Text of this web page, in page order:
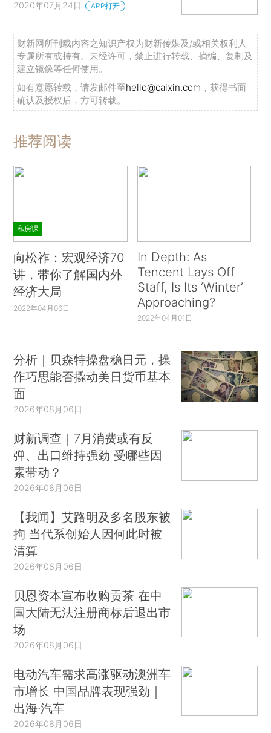
2020年07月24日 APP打开
财新网所刊载内容之知识产权为财新传媒及/或相关权利人
专属所有或持有。未经许可，禁止进行转载、摘编、复制及
建立镜像等任何使用。
如有意愿转载，请发邮件至hello@caixin.com ，获得书面
确认及授权后，方可转载。
推荐阅读
私房课
向松祚：宏观经济70
讲，带你了解国内外
经济大局
2022年04月06日
In Depth: As
Tencent Lays Off
Staff, Is Its ‘Winter’
Approaching?
2022年04月01日
分析｜贝森特操盘稳日元，操
作巧思能否撬动美日货币基本
面
2026年08月06日
财新调查｜7月消费或有反
弹、出口维持强劲 受哪些因
素带动？
2026年08月06日
【我闻】艾路明及多名股东被
拘 当代系创始人因何此时被
清算
2026年08月06日
贝恩资本宣布收购贡茶 在中
国大陆无法注册商标后退出市
场
2026年08月06日
电动汽车需求高涨驱动澳洲车
市增长 中国品牌表现强劲｜
出海·汽车
2026年08月06日